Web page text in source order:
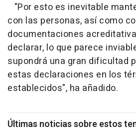
"Por esto es inevitable
con las personas, así como
documentaciones
declarar, lo que parece
supondrá una gran dificultad
estas declaraciones en los
establecidos", ha añadido.
Últimas noticias sobre estos